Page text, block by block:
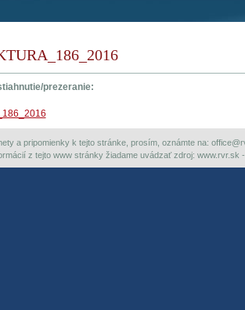
prezeranie:
a pripomienky k tejto stránke, prosím, oznámte na:
z tejto www stránky žiadame uvádzať zdroj: www.rvr.sk